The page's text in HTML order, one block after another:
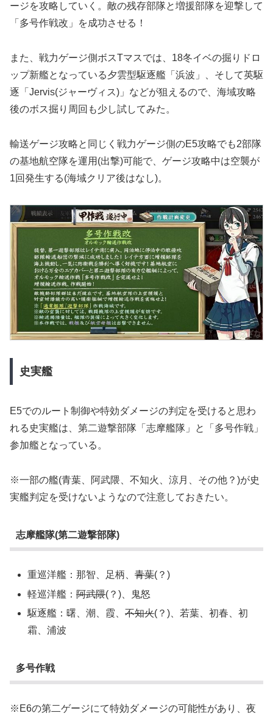
ージを攻略していく。敵の残存部隊と増援部隊を迎撃して
「多号作戦改」を成功させる！
また、戦力ゲージ側ボスTマスでは、18冬イベの掘りドロ
ップ新艦となっている夕雲型駆逐艦「浜波」、そして英駆
逐「Jervis(ジャーヴィス)」などが狙えるので、海域攻略
後のボス掘り周回も少し試してみた。
輸送ゲージ攻略と同じく戦力ゲージ側のE5攻略でも2部隊
の基地航空隊を運用(出撃)可能で、ゲージ攻略中は空襲が
1回発生する(海域クリア後はなし)。
史実艦
E5でのルート制御や特効ダメージの判定を受けると思わ
れる史実艦は、第二遊撃部隊「志摩艦隊」と「多号作戦」
参加艦となっている。
※一部の艦(青葉、阿武隈、不知火、涼月、その他？)が史
実艦判定を受けないようなので注意しておきたい。
志摩艦隊(第二遊撃部隊)
重巡洋艦：那智、足柄、青葉(？)
軽巡洋艦：阿武隈(？)、鬼怒
駆逐艦：曙、潮、霞、不知火(？)、若葉、初春、初
霜、浦波
多号作戦
※E6の第二ゲージにて特効ダメージの可能性があり、夜